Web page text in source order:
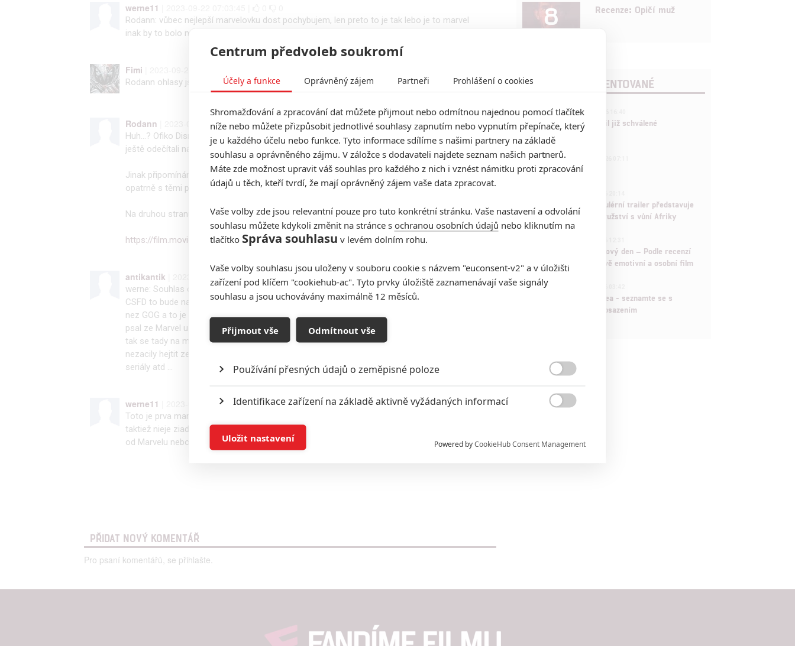
werne11
Rodann: vůbec nejlepší marvelovku dost pochybujem, len preto to je tak lebo je to marvel
inak by to bolo naopak. A jeto jena stych marveloviek si človek pozrie raz aj to je veľa.
Fimi
Rodann ohlasy jsou jedna věc, ale předsudky fans druhá, ti mají už teď jasno...
Rodann | 2023-09-21 15:19:24 | 0 0
Huh...? Ofiko Disney zdroje udávají 220 mega; to je rozhodně velkorysejší rozpočet (a to se
ještě odečítali náklady za pobídky natáčení v UK).
Jinak připomínám, že dle interních projekcí šlo o vůbec nejlepší marvelovku v historii, takže
opatrně s těmi předčasnými soudy...
Na druhou stranu. více než rok ležel děj bez úprav, tak nevím, co si o tom mám myslet:
https://film.moviezone.cz/marv…
antikantik | 2023-09-21 12:07:03 | 1
werne: Souhlas ono to dopadne jak sem psal pred X mesicema a to ze výdelky nic moc a na
CSFD to bude na 300 % v modrý barvě , tohle vypadá prostě jeste víc srandovně a komicky
nez GOG a to je co ríct .... a to s tím Marvelem máš pravdu sám sem to pred X mesicema
psal ze Marvel uz pár let nevydal nic poradnyho a to samí seriály ..... ale kdyz sem to napsal
tak se tady na mě strhla vlna kritiky takze si dej bacha na to co píses aby tě tu za co některí
nezacily hejtit ze se nevyznáš ve filmech - seriálech a ze Marvel točí z 99 % luxusní filmy a
seriály atd ...
werne11 | 2023-09-20 14:28:52 | 1 0
Toto je prva marvelovka co ma vobec nezaujma, dej vyzera byt nic moc tie dve posili to
taktiež nieje ziadna vyhra Ms. Marvel bol taky odpad ze som hend sekol. Poslednej dobe nic
od Marvelu nebolo dobre sama bieda a stimto to len viac potvrdia.
PŘIDAT NOVÝ KOMENTÁŘ
Pro psaní komentářů, se přihlašte.
8 Recenze: Opičí muž
POSLEDNÍ KOMENTOVANÉ
3ČLÁNEK | 01.08.2026 16:40
Marvel nečekaně zrušil již schválené
pokračování
433FILM | 01.08.2026 07:11
拆彈專家
Děti krve a kostí: Regulérní trailer představuje
akční fantasy dobrodružství s vůní Afriky
Spider-Man: Zbrusu nový den – Podle recenzí
máme čekat překvapivě emotivní a osobní film
1
Velké preview: Odyssea - seznamte se s
maximálně nabitým obsazením
Centrum předvoleb soukromí
Účely a funkce Oprávněný zájem Partneři Prohlášení o cookies
Shromažďování a zpracování dat můžete přijmout nebo odmítnou najednou pomocí tlačítek
níže nebo můžete přizpůsobit jednotlivé souhlasy zapnutím nebo vypnutím přepínače, který
je u každého účelu nebo funkce. Tyto informace sdílíme s našimi partnery na základě
souhlasu a oprávněného zájmu. V záložce s dodavateli najdete seznam našich partnerů.
Máte zde možnost upravit váš souhlas pro každého z nich i vznést námitku proti zpracování
údajů u těch, kteří tvrdí, že mají oprávněný zájem vaše data zpracovat.
Vaše volby zde jsou relevantní pouze pro tuto konkrétní stránku. Vaše nastavení a odvolání
souhlasu můžete kdykoli změnit na stránce s ochranou osobních údajů nebo kliknutím na
tlačítko Správa souhlasu v levém dolním rohu.
Vaše volby souhlasu jsou uloženy v souboru cookie s názvem "euconsent-v2" a v úložišti
zařízení pod klíčem "cookiehub-ac". Tyto prvky úložiště zaznamenávají vaše signály
souhlasu a jsou uchovávány maximálně 12 měsíců.
Přijmout vše Odmítnout vše
Používání přesných údajů o zeměpisné poloze
Identifikace zařízení na základě aktivně vyžádaných informací
Ukládání a/nebo přístup k informacím v zařízení

Udělením souhlasu s účely a funkcemi zde uvedenými dáváte nám i našim partnerům
možnost: Zajištění bezpečnosti, předcházení a zjišťování podvodů a odstraňování chyb,
Powered byCookieHub Consent Management
Uložit nastavení